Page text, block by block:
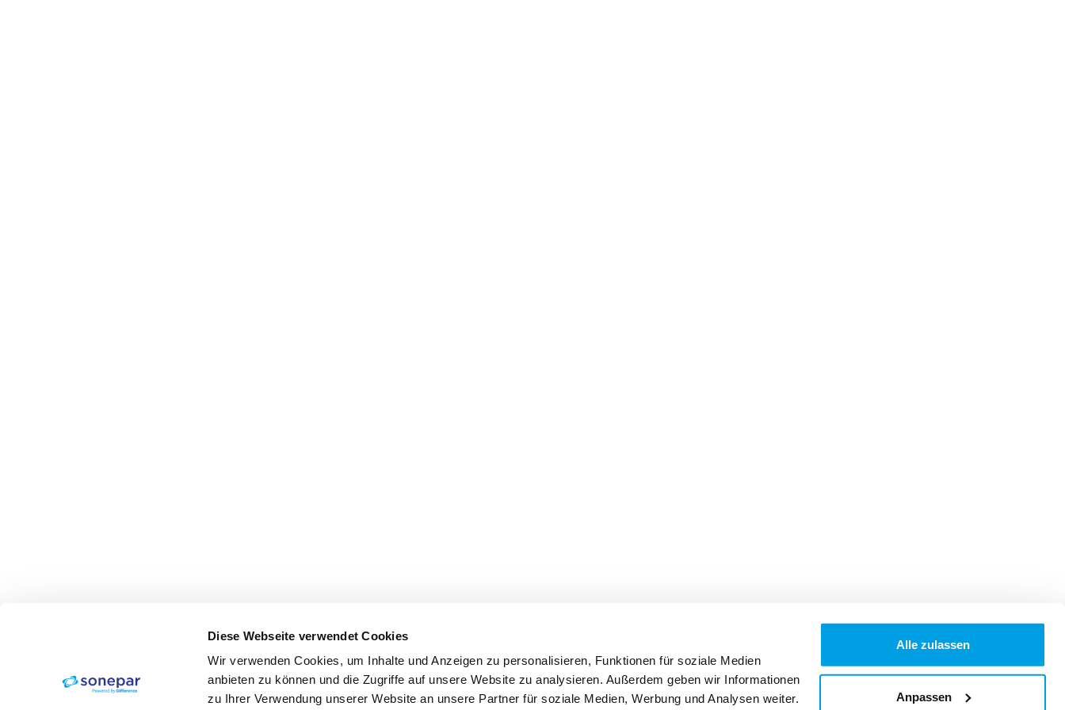
Diese Webseite verwendet Cookies
Wir verwenden Cookies, um Inhalte und Anzeigen zu personalisieren, Funktionen für soziale Medien
anbieten zu können und die Zugriffe auf unsere Website zu analysieren. Außerdem geben wir Informationen
zu Ihrer Verwendung unserer Website an unsere Partner für soziale Medien, Werbung und Analysen weiter.
Alle zulassen
Anpassen